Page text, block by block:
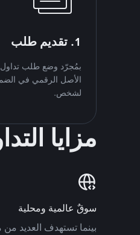
1. تقديم طلب
بمُجرّد وضع طلب
لشخص.
مزايا
سوقٌ عالمية ومحلية